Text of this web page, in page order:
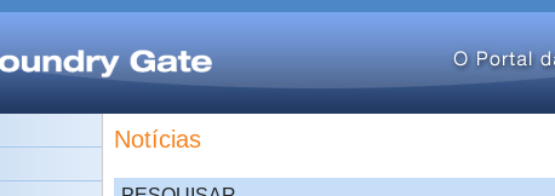
Notícias